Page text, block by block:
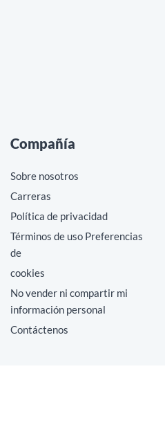
Compañía
Sobre nosotros
Carreras
Política de privacidad
Términos de uso Preferencias
de
cookies
No vender ni compartir mi
información personal
Contáctenos